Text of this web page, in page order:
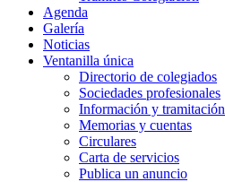
Agenda
Galería
Noticias
Ventanilla única
Directorio de colegiados
Sociedades profesionales
Información y tramitación
Memorias y cuentas
Circulares
Carta de servicios
Publica un anuncio